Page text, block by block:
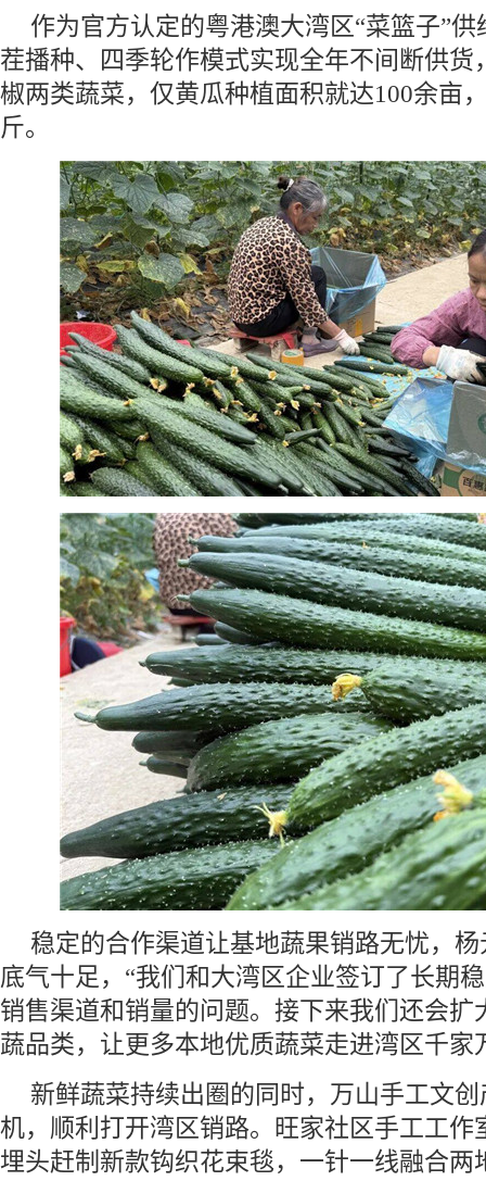
作为官方认定的粤港澳大湾区“菜篮子”
茬播种、四季轮作模式实现全年不间断供货
椒两类蔬菜，仅黄瓜种植面积就达100余亩
斤。
稳定的合作渠道让基地蔬果销路无忧，
底气十足，“我们和大湾区企业签订了长期
销售渠道和销量的问题。接下来我们还会扩
蔬品类，让更多本地优质蔬菜走进湾区千家
新鲜蔬菜持续出圈的同时，万山手工文
机，顺利打开湾区销路。旺家社区手工工作
埋头赶制新款钩织花束毯，一针一线融合两